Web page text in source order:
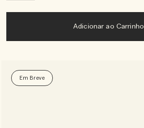
Adicionar ao Carrinho
Em Breve